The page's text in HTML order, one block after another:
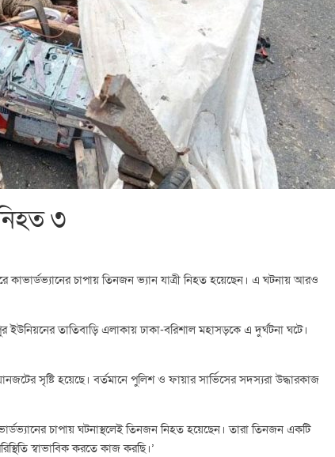
৩
কাভার্ডভ্যানের চাপায় তিনজন ভ্যান যাত্রী নিহত হয়েছেন। এ ঘটনায় আরও
তাতিবাড়ি এলাকায় ঢাকা-বরিশাল মহাসড়কে এ দুর্ঘটনা ঘটে।
সৃষ্টি হয়েছে। বর্তমানে পুলিশ ও ফায়ার সার্ভিসের সদস্যরা উদ্ধারকাজ
চাপায় ঘটনাস্থলেই তিনজন নিহত হয়েছেন। তারা তিনজন একটি
স্বাভাবিক করতে কাজ করছি।’